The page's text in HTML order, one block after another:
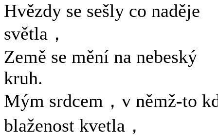
Hvězdy se sešly co naděje
světla，
Země se mění na nebeský
kruh.
Mým srdcem，v němž-to
blaženost kvetla，